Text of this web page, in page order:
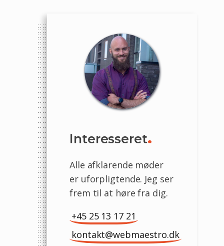
Interesseret.
Alle afklarende møder
er uforpligtende. Jeg ser
frem til at høre fra dig.
+45 25 13 17 21
kontakt@webmaestro.dk